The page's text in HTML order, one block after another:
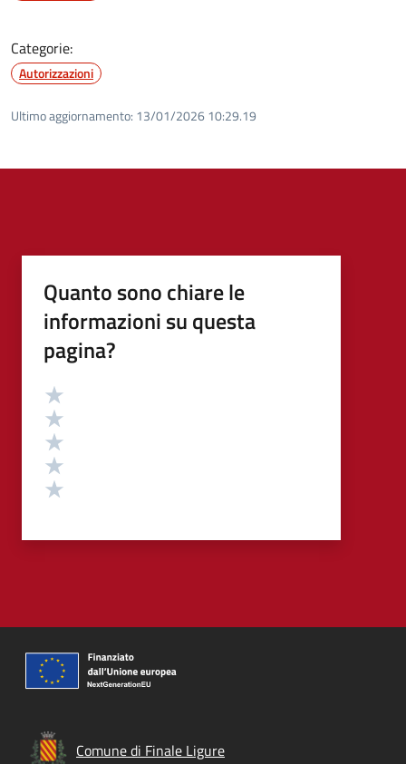
Categorie:
Autorizzazioni
Ultimo aggiornamento: 13/01/2026 10:29.19
Quanto sono chiare le
informazioni su questa
pagina?
Valutazione
Comune di Finale Ligure